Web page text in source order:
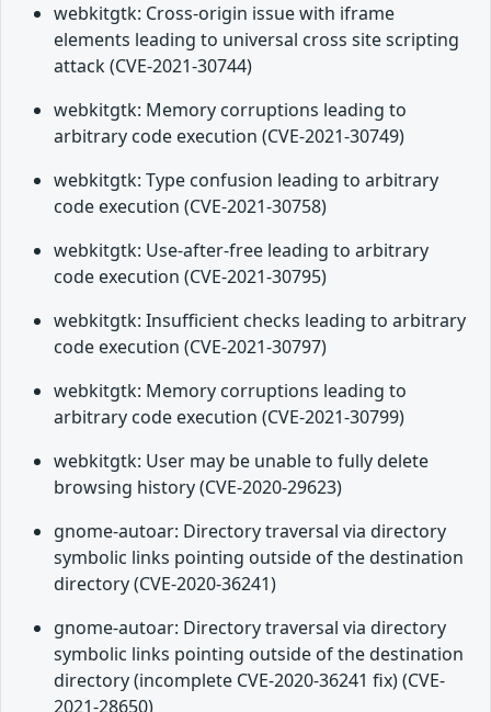
webkitgtk: Cross-origin issue with iframe
elements leading to universal cross site scripting
attack (CVE-2021-30744)
webkitgtk: Memory corruptions leading to
arbitrary code execution (CVE-2021-30749)
webkitgtk: Type confusion leading to arbitrary
code execution (CVE-2021-30758)
webkitgtk: Use-after-free leading to arbitrary
code execution (CVE-2021-30795)
webkitgtk: Insufficient checks leading to arbitrary
code execution (CVE-2021-30797)
webkitgtk: Memory corruptions leading to
arbitrary code execution (CVE-2021-30799)
webkitgtk: User may be unable to fully delete
browsing history (CVE-2020-29623)
gnome-autoar: Directory traversal via directory
symbolic links pointing outside of the destination
directory (CVE-2020-36241)
gnome-autoar: Directory traversal via directory
symbolic links pointing outside of the destination
directory (incomplete CVE-2020-36241 fix) (CVE-
2021-28650)